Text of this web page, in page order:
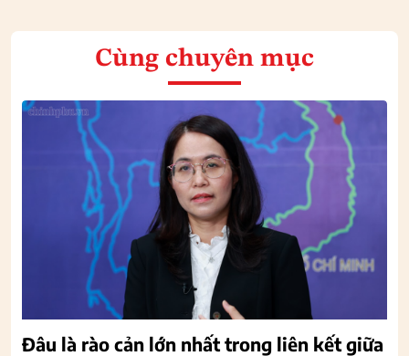
Cùng chuyên mục
Đâu là rào cản lớn nhất trong liên kết giữa